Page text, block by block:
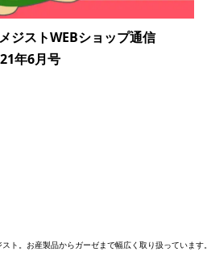
ジストWEBショップ通信
年6月号
ト。お産製品からガーゼまで幅広く取り扱っています。